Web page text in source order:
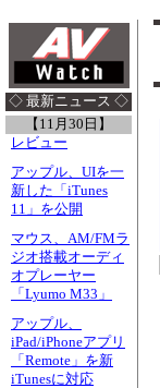
◇ 最新ニュース ◇
【11月30日】
レビュー
アップル、UIを一
新した「iTunes
11」を公開
マウス、AM/FMラ
ジオ搭載オーディ
オプレーヤー
「Lyumo M33」
アップル、
iPad/iPhoneアプリ
「Remote」を新
iTunesに対応